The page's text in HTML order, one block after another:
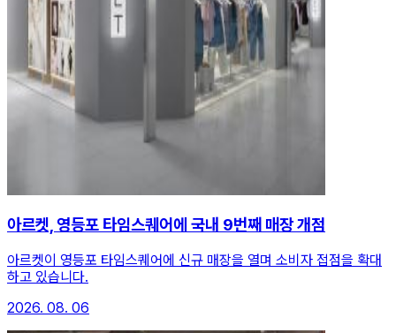
아르켓, 영등포 타임스퀘어에 국내 9번째 매장 개점
아르켓이 영등포 타임스퀘어에 신규 매장을 열며 소비자 접점을 확대
하고 있습니다.
2026. 08. 06